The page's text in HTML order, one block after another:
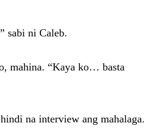
sabi ni Caleb.
mahina. “Kaya ko… basta
na interview ang mahalaga.